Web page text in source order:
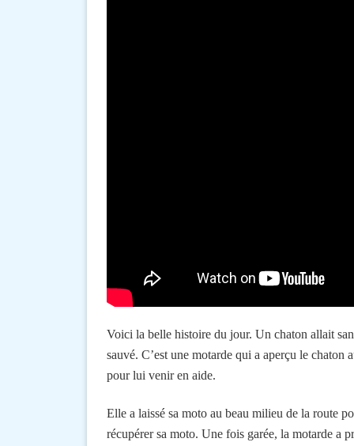
Voici la belle histoire du jour. Un chaton allait
sauvé. C’est une motarde qui a aperçu le chaton
pour lui venir en aide.
Elle a laissé sa moto au beau milieu de la route
récupérer sa moto. Une fois garée, la motarde a